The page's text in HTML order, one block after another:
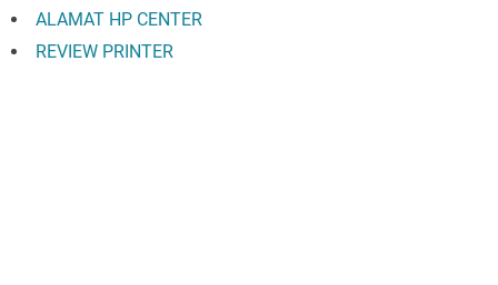
ALAMAT HP CENTER
REVIEW PRINTER